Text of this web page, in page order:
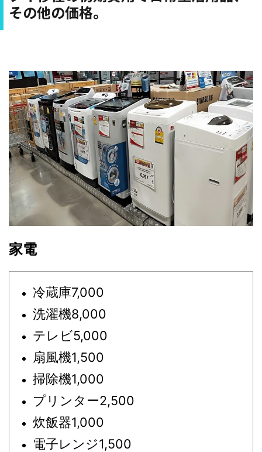
その他の価格。
家電
冷蔵庫7,000
洗濯機8,000
テレビ5,000
扇風機1,500
掃除機1,000
プリンター2,500
炊飯器1,000
電子レンジ1,500